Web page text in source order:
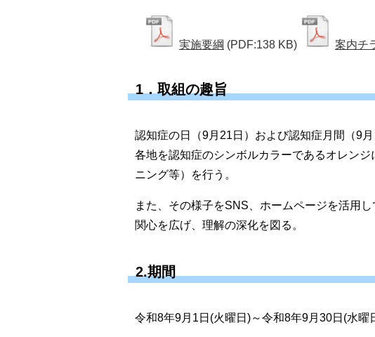
実施要綱 (PDF:138 KB) 案内チ
1．取組の趣旨
認知症の日（9月21日）および認知症月間（9
各地を認知症のシンボルカラーであるオレン
ニング等）を行う。
また、その様子をSNS、ホームページを活用
関心を広げ、理解の深化を図る。
2.期間
令和8年9月1日(火曜日)～令和8年9月30日(水曜